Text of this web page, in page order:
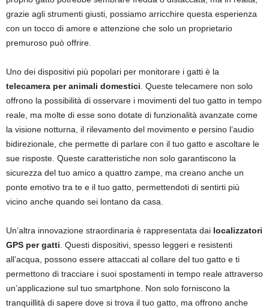
grazie agli strumenti giusti, possiamo arricchire questa esperienza
con un tocco di amore e attenzione che solo un proprietario
premuroso può offrire.
Uno dei dispositivi più popolari per monitorare i gatti è la
telecamera per animali domestici . Queste telecamere non solo
offrono la possibilità di osservare i movimenti del tuo gatto in tempo
reale, ma molte di esse sono dotate di funzionalità avanzate come
la visione notturna, il rilevamento del movimento e persino l’audio
bidirezionale, che permette di parlare con il tuo gatto e ascoltare le
sue risposte. Queste caratteristiche non solo garantiscono la
sicurezza del tuo amico a quattro zampe, ma creano anche un
ponte emotivo tra te e il tuo gatto, permettendoti di sentirti più
vicino anche quando sei lontano da casa.
Un’altra innovazione straordinaria è rappresentata dai localizzatori
GPS per gatti . Questi dispositivi, spesso leggeri e resistenti
all’acqua, possono essere attaccati al collare del tuo gatto e ti
permettono di tracciare i suoi spostamenti in tempo reale attraverso
un’applicazione sul tuo smartphone. Non solo forniscono la
tranquillità di sapere dove si trova il tuo gatto, ma offrono anche